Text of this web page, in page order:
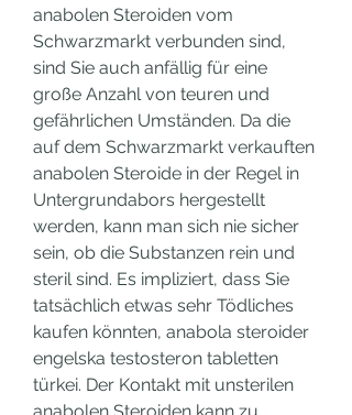
anabolen Steroiden vom
Schwarzmarkt verbunden sind,
sind Sie auch anfällig für eine
große Anzahl von teuren und
gefährlichen Umständen. Da die
auf dem Schwarzmarkt verkauften
anabolen Steroide in der Regel in
Untergrundabors hergestellt
werden, kann man sich nie sicher
sein, ob die Substanzen rein und
steril sind. Es impliziert, dass Sie
tatsächlich etwas sehr Tödliches
kaufen könnten, anabola steroider
engelska testosteron tabletten
türkei. Der Kontakt mit unsterilen
anabolen Steroiden kann zu